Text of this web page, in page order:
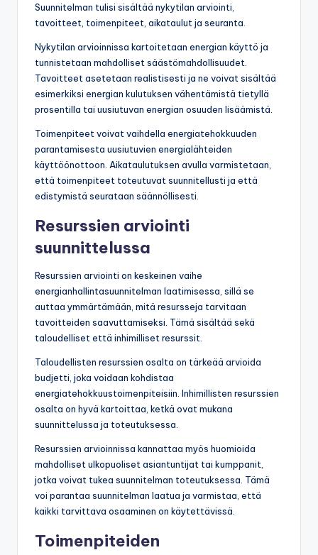
Suunnitelman tulisi sisältää nykytilan arviointi,
tavoitteet, toimenpiteet, aikataulut ja seuranta.
Nykytilan arvioinnissa kartoitetaan energian käyttö ja
tunnistetaan mahdolliset säästömahdollisuudet.
Tavoitteet asetetaan realistisesti ja ne voivat sisältää
esimerkiksi energian kulutuksen vähentämistä tietyllä
prosentilla tai uusiutuvan energian osuuden lisäämistä.
Toimenpiteet voivat vaihdella energiatehokkuuden
parantamisesta uusiutuvien energialähteiden
käyttöönottoon. Aikataulutuksen avulla varmistetaan,
että toimenpiteet toteutuvat suunnitellusti ja että
edistymistä seurataan säännöllisesti.
Resurssien arviointi
suunnittelussa
Resurssien arviointi on keskeinen vaihe
energianhallintasuunnitelman laatimisessa, sillä se
auttaa ymmärtämään, mitä resursseja tarvitaan
tavoitteiden saavuttamiseksi. Tämä sisältää sekä
taloudelliset että inhimilliset resurssit.
Taloudellisten resurssien osalta on tärkeää arvioida
budjetti, joka voidaan kohdistaa
energiatehokkuustoimenpiteisiin. Inhimillisten resurssien
osalta on hyvä kartoittaa, ketkä ovat mukana
suunnittelussa ja toteutuksessa.
Resurssien arvioinnissa kannattaa myös huomioida
mahdolliset ulkopuoliset asiantuntijat tai kumppanit,
jotka voivat tukea suunnitelman toteutuksessa. Tämä
voi parantaa suunnitelman laatua ja varmistaa, että
kaikki tarvittava osaaminen on käytettävissä.
Toimenpiteiden